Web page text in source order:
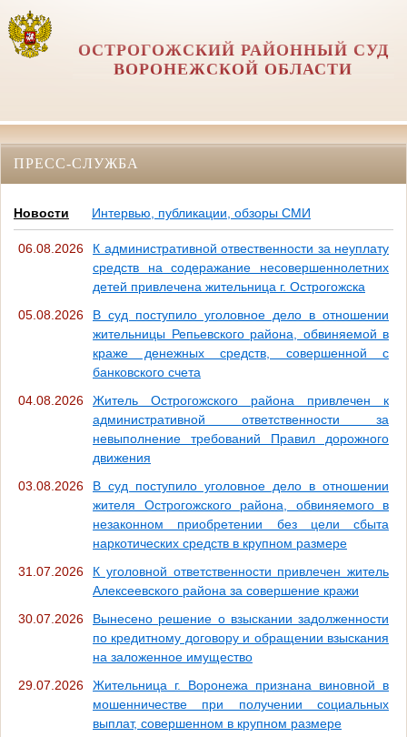
ОСТРОГОЖСКИЙ РАЙОННЫЙ СУД
ВОРОНЕЖСКОЙ ОБЛАСТИ
ПРЕСС-СЛУЖБА
Новости Интервью, публикации, обзоры СМИ
06.08.2026
К административной отвественности за неуплату
средств на содеражание несовершеннолетних
детей привлечена жительница г. Острогожска
05.08.2026
В суд поступило уголовное дело в отношении
жительницы Репьевского района, обвиняемой в
краже денежных средств, совершенной с
банковского счета
04.08.2026
Житель Острогожского района привлечен к
административной ответственности за
невыполнение требований Правил дорожного
движения
03.08.2026
В суд поступило уголовное дело в отношении
жителя Острогожского района, обвиняемого в
незаконном приобретении без цели сбыта
наркотических средств в крупном размере
31.07.2026
К уголовной ответственности привлечен житель
Алексеевского района за совершение кражи
30.07.2026
Вынесено решение о взыскании задолженности
по кредитному договору и обращении взыскания
на заложенное имущество
29.07.2026
Жительница г. Воронежа признана виновной в
мошенничестве при получении социальных
выплат, совершенном в крупном размере